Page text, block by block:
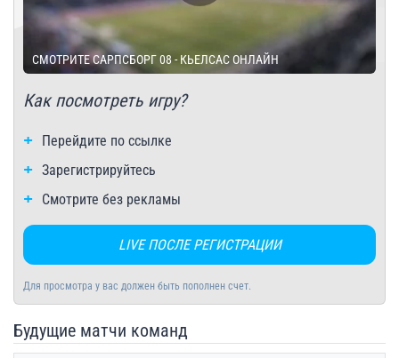
СМОТРИТЕ САРПСБОРГ 08 - КЬЕЛСАС ОНЛАЙН
Как посмотреть игру?
Перейдите по ссылке
Зарегистрируйтесь
Смотрите без рекламы
LIVE ПОСЛЕ РЕГИСТРАЦИИ
Для просмотра у вас должен быть пополнен счет.
Будущие матчи команд